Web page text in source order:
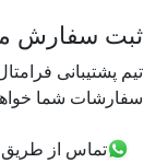
ثبت سفارش
سفارشات شما
تماس از